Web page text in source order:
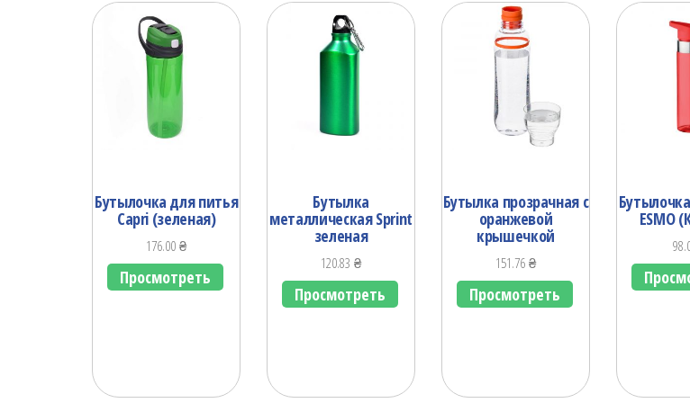
Бутылочка для питья
Capri (зеленая)
176.00₴
Просмотреть
Бутылка
металлическая Sprint
зеленая
120.83₴
Просмотреть
Бутылка прозрачная с
оранжевой
крышечкой
151.76₴
Просмотреть
ESMO